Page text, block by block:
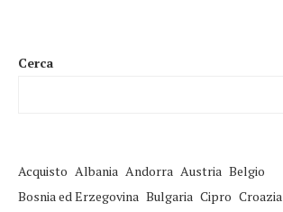
Cerca
Acquisto Albania Andorra Austria Belgio
Bosnia ed Erzegovina Bulgaria Cipro Croazia